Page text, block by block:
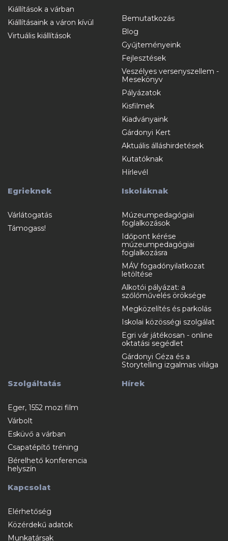
Kiállítások a várban
Kiállításaink a váron kívül
Virtuális kiállítások
Bemutatkozás
Blog
Gyűjteményeink
Fejlesztések
Veszélyes versenyszellem -
Mesekönyv
Pályázatok
Kisfilmek
Kiadványaink
Gárdonyi Kert
Aktuális álláshirdetések
Kutatóknak
Hírlevél
Egrieknek
Várlátogatás
Támogass!
Iskoláknak
Múzeumpedagógiai
foglalkozások
Időpont kérése
múzeumpedagógiai
foglalkozásra
MÁV fogadónyilatkozat
letöltése
Alkotói pályázat: a
szőlőművelés öröksége
Megközelítés és parkolás
Iskolai közösségi szolgálat
Egri vár játékosan - online
oktatási segédlet
Gárdonyi Géza és a
Storytelling izgalmas világa
Szolgáltatás
Eger, 1552 mozi film
Várbolt
Esküvő a várban
Csapatépítő tréning
Bérelhető konferencia
helyszín
Hírek
Kapcsolat
Elérhetőség
Közérdekű adatok
Munkatársak